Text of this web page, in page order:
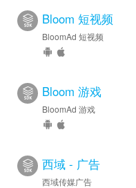
Bloom 短视频
BloomAd 短视频
Bloom 游戏
BloomAd 游戏
西域 - 广告
西域传媒广告